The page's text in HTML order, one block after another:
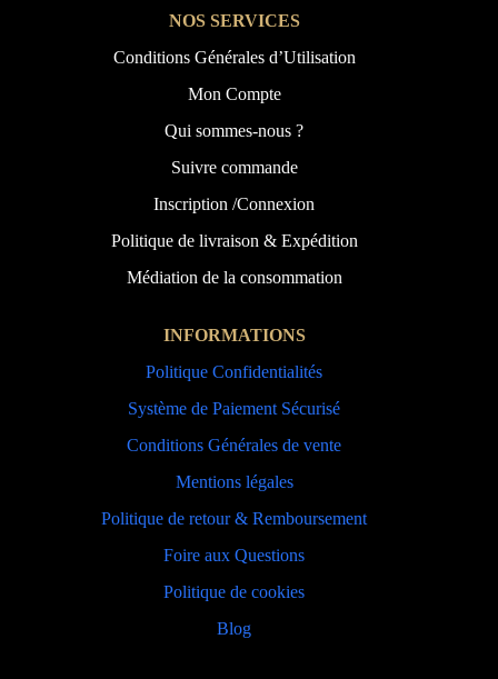
NOS SERVICES
Conditions Générales d’Utilisation
Mon Compte
Qui sommes-nous ?
Suivre commande
Inscription /Connexion
Politique de livraison & Expédition
Médiation de la consommation
INFORMATIONS
Politique Confidentialités
Système de Paiement Sécurisé
Conditions Générales de vente
Mentions légales
Politique de retour & Remboursement
Foire aux Questions
Politique de cookies
Blog